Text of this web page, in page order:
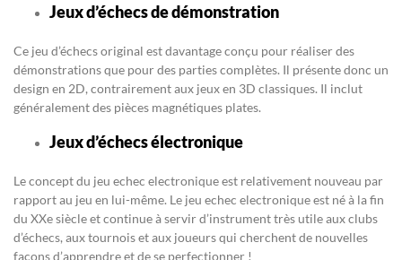
Jeux d’échecs de démonstration
Ce jeu d’échecs original est davantage conçu pour réaliser des
démonstrations que pour des parties complètes. Il présente donc un
design en 2D, contrairement aux jeux en 3D classiques. Il inclut
généralement des pièces magnétiques plates.
Jeux d’échecs électronique
Le concept du jeu echec electronique est relativement nouveau par
rapport au jeu en lui-même. Le jeu echec electronique est né à la fin
du XXe siècle et continue à servir d’instrument très utile aux clubs
d’échecs, aux tournois et aux joueurs qui cherchent de nouvelles
façons d’apprendre et de se perfectionner !